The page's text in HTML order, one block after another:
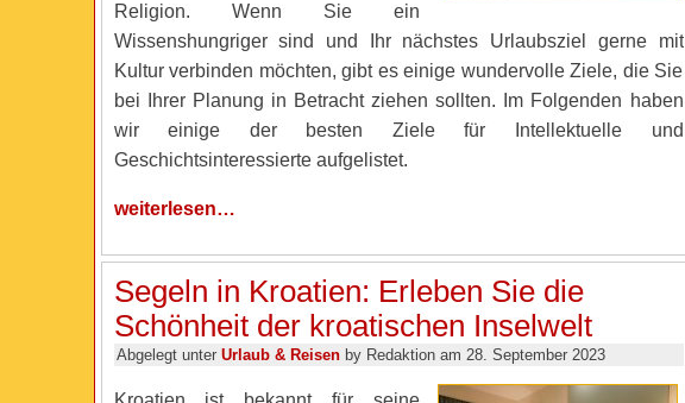
Religion. Wenn Sie ein
Wissenshungriger sind und Ihr nächstes Urlaubsziel gerne mit
Kultur verbinden möchten, gibt es einige wundervolle Ziele, die Sie
bei Ihrer Planung in Betracht ziehen sollten. Im Folgenden haben
wir einige der besten Ziele für Intellektuelle und
Geschichtsinteressierte aufgelistet.
weiterlesen…
Segeln in Kroatien: Erleben Sie die
Schönheit der kroatischen Inselwelt
Abgelegt unter Urlaub & Reisenby Redaktion am 28. September 2023